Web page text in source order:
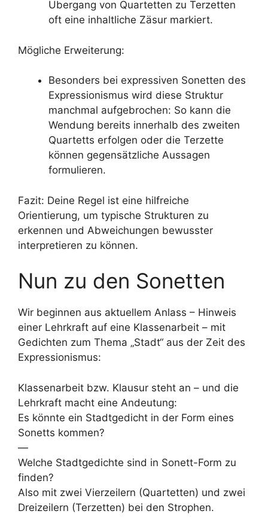
Übergang von Quartetten zu Terzetten
oft eine inhaltliche Zäsur markiert.
Mögliche Erweiterung:
Besonders bei expressiven Sonetten des
Expressionismus wird diese Struktur
manchmal aufgebrochen: So kann die
Wendung bereits innerhalb des zweiten
Quartetts erfolgen oder die Terzette
können gegensätzliche Aussagen
formulieren.
Fazit: Deine Regel ist eine hilfreiche
Orientierung, um typische Strukturen zu
erkennen und Abweichungen bewusster
interpretieren zu können.
Nun zu den Sonetten
Wir beginnen aus aktuellem Anlass – Hinweis
einer Lehrkraft auf eine Klassenarbeit – mit
Gedichten zum Thema „Stadt“ aus der Zeit des
Expressionismus:
Klassenarbeit bzw. Klausur steht an – und die
Lehrkraft macht eine Andeutung:
Es könnte ein Stadtgedicht in der Form eines
Sonetts kommen?
—
Welche Stadtgedichte sind in Sonett-Form zu
finden?
Also mit zwei Vierzeilern (Quartetten) und zwei
Dreizeilern (Terzetten) bei den Strophen.